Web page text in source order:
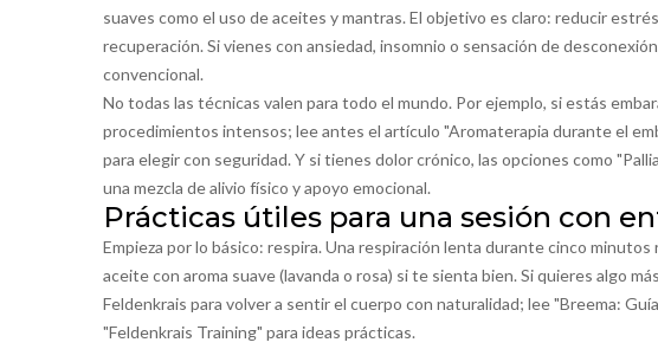
suaves como el uso de aceites y mantras. El objetivo es claro: reducir
recuperación. Si vienes con ansiedad, insomnio o sensación de
convencional.
No todas las técnicas valen para todo el mundo. Por ejemplo, si estás
procedimientos intensos; lee antes el artículo "Aromaterapia durante el
para elegir con seguridad. Y si tienes dolor crónico, las opciones como
una mezcla de alivio físico y apoyo emocional.
Prácticas útiles para una sesión con
Empieza por lo básico: respira. Una respiración lenta durante cinco
aceite con aroma suave (lavanda o rosa) si te sienta bien. Si quieres algo
Feldenkrais para volver a sentir el cuerpo con naturalidad; lee "Breema:
"Feldenkrais Training" para ideas prácticas.